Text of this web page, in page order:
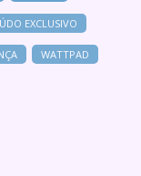
EXCLUSIVO
WATTPAD